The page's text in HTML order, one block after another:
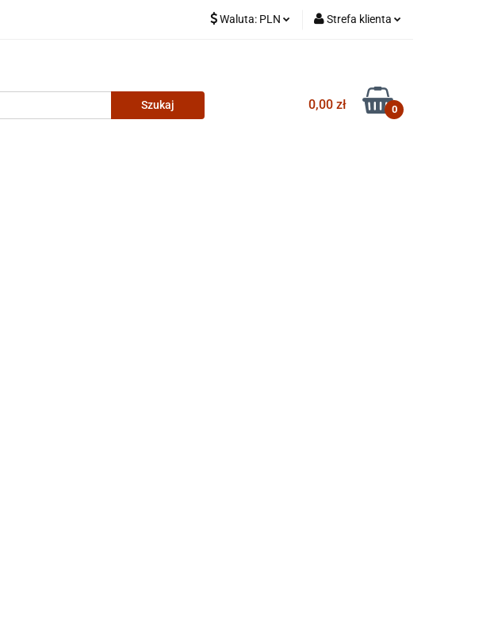
Waluta: PLN Strefa klienta
Zarejestruj się
Dodaj zgłoszenie
0,00 zł 0